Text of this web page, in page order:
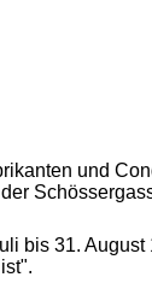
und
bis 31.